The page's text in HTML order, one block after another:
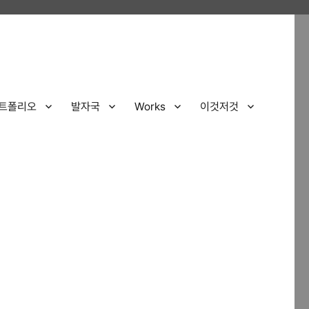
폴리오 발자국 Works 이것저것